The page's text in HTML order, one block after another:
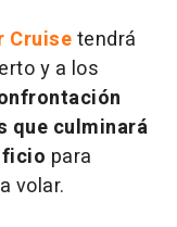
Cruisetendrá
y a los
que culminará
para
volar.